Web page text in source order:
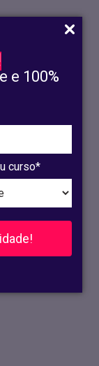
e 100%
curso*